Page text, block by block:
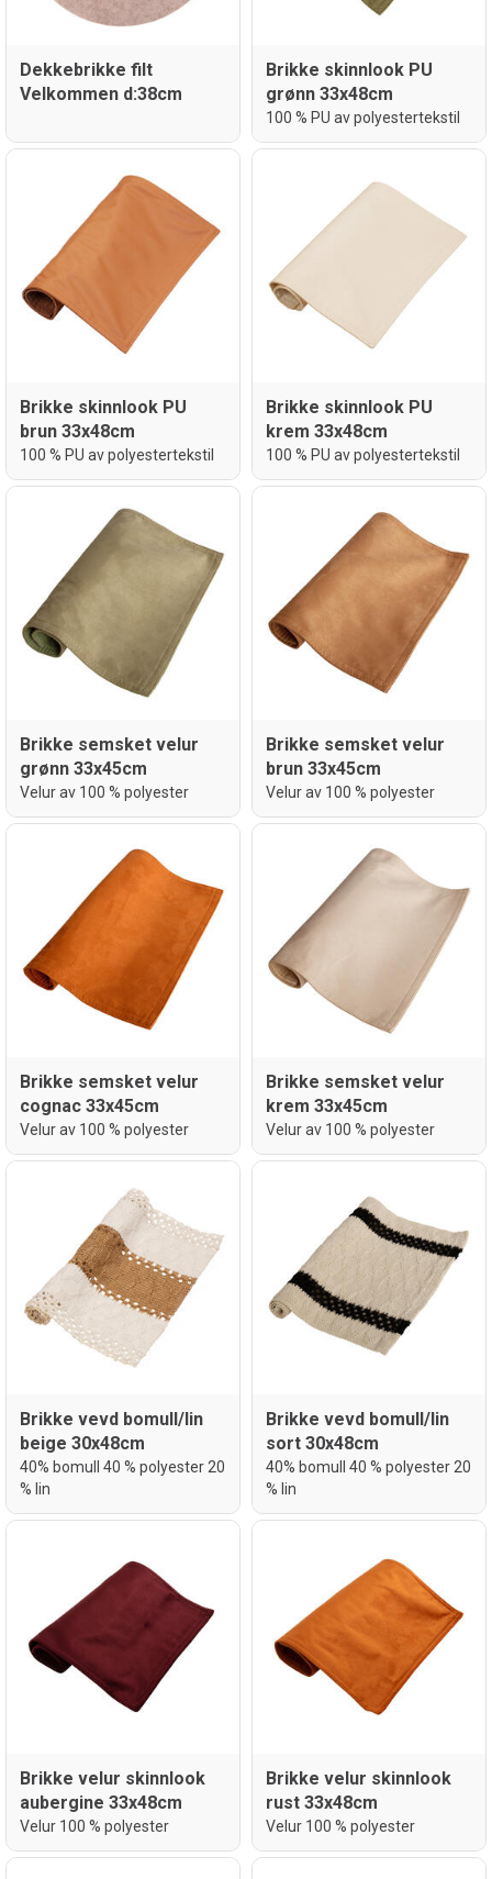
Dekkebrikke filt
Velkommen d:38cm
Brikke skinnlook PU
grønn 33x48cm
100 % PU av polyestertekstil
Brikke skinnlook PU
brun 33x48cm
100 % PU av polyestertekstil
Brikke skinnlook PU
krem 33x48cm
100 % PU av polyestertekstil
Brikke semsket velur
grønn 33x45cm
Velur av 100 % polyester
Brikke semsket velur
brun 33x45cm
Velur av 100 % polyester
Brikke semsket velur
cognac 33x45cm
Velur av 100 % polyester
Brikke semsket velur
krem 33x45cm
Velur av 100 % polyester
Brikke vevd bomull/lin
beige 30x48cm
40% bomull 40 % polyester 20
% lin
Brikke vevd bomull/lin
sort 30x48cm
40% bomull 40 % polyester 20
% lin
Brikke velur skinnlook
aubergine 33x48cm
Velur 100 % polyester
Brikke velur skinnlook
rust 33x48cm
Velur 100 % polyester